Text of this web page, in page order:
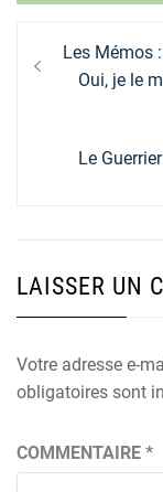
Navigation
de
Previous
post:
Les Mémos
Oui, je le
Next
Le
LAISSER UN
Votre adresse e-
obligatoires sont
COMMENTAIRE *